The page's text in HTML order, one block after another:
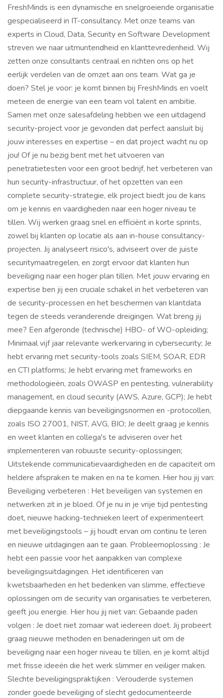
FreshMinds is een dynamische en snelgroeiende organisatie
gespecialiseerd in IT-consultancy. Met onze teams van
experts in Cloud, Data, Security en Software Development
streven we naar uitmuntendheid en klanttevredenheid. Wij
zetten onze consultants centraal en richten ons op het
eerlijk verdelen van de omzet aan ons team. Wat ga je
doen? Stel je voor: je komt binnen bij FreshMinds en voelt
meteen de energie van een team vol talent en ambitie.
Samen met onze salesafdeling hebben we een uitdagend
security-project voor je gevonden dat perfect aansluit bij
jouw interesses en expertise – en dat project wacht nu op
jou! Of je nu bezig bent met het uitvoeren van
penetratietesten voor een groot bedrijf, het verbeteren van
hun security-infrastructuur, of het opzetten van een
complete security-strategie, elk project biedt jou de kans
om je kennis en vaardigheden naar een hoger niveau te
tillen. Wij werken graag snel en efficiënt in korte sprints,
zowel bij klanten op locatie als aan in-house consultancy-
projecten. Jij analyseert risico's, adviseert over de juiste
securitymaatregelen, en zorgt ervoor dat klanten hun
beveiliging naar een hoger plan tillen. Met jouw ervaring en
expertise ben jij een cruciale schakel in het verbeteren van
de security-processen en het beschermen van klantdata
tegen de steeds veranderende dreigingen. Wat breng jij
mee? Een afgeronde (technische) HBO- of WO-opleiding;
Minimaal vijf jaar relevante werkervaring in cybersecurity; Je
hebt ervaring met security-tools zoals SIEM, SOAR, EDR
en CTI platforms; Je hebt ervaring met frameworks en
methodologieën, zoals OWASP en pentesting, vulnerability
management, en cloud security (AWS, Azure, GCP); Je hebt
diepgaande kennis van beveiligingsnormen en -protocollen,
zoals ISO 27001, NIST, AVG, BIO; Je deelt graag je kennis
en weet klanten en collega's te adviseren over het
implementeren van robuuste security-oplossingen;
Uitstekende communicatievaardigheden en de capaciteit om
heldere afspraken te maken en na te komen. Hier hou jij van:
Beveiliging verbeteren : Het beveiligen van systemen en
netwerken zit in je bloed. Of je nu in je vrije tijd pentesting
doet, nieuwe hacking-technieken leert of experimenteert
met beveiligingstools – jij houdt ervan om continu te leren
en nieuwe uitdagingen aan te gaan. Probleemoplossing : Je
hebt een passie voor het aanpakken van complexe
beveiligingsuitdagingen. Het identificeren van
kwetsbaarheden en het bedenken van slimme, effectieve
oplossingen om de security van organisaties te verbeteren,
geeft jou energie. Hier hou jij niet van: Gebaande paden
volgen : Je doet niet zomaar wat iedereen doet. Jij probeert
graag nieuwe methoden en benaderingen uit om de
beveiliging naar een hoger niveau te tillen, en je komt altijd
met frisse ideeën die het werk slimmer en veiliger maken.
Slechte beveiligingspraktijken : Verouderde systemen
zonder goede beveiliging of slecht gedocumenteerde